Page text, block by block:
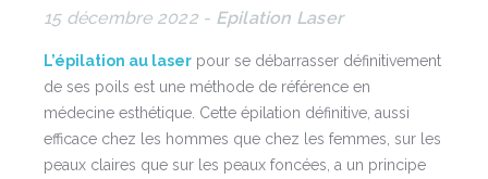
15 décembre 2022 - Epilation Laser
L’épilation au laser pour se débarrasser définitivement
de ses poils est une méthode de référence en
médecine esthétique. Cette épilation définitive, aussi
efficace chez les hommes que chez les femmes, sur les
peaux claires que sur les peaux foncées, a un principe